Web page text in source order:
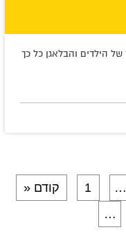
הילדים והבלאגן כל כך
» קודם 1 …
…